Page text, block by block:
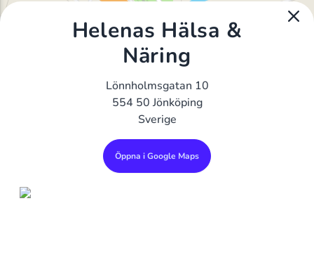
Helenas Hälsa &
Näring
Lönnholmsgatan 10
554 50 Jönköping
Sverige
Öppna i Google Maps